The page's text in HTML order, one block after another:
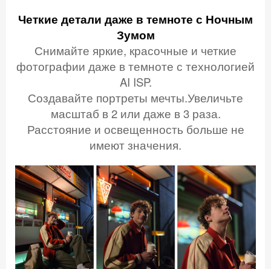
Четкие детали даже в темноте с Ночным
Зумом
Снимайте яркие, красочные и четкие
фотографии даже в темноте с технологией
AI ISP.
Создавайте портреты мечты.Увеличьте
масштаб в 2 или даже в 3 раза.
Расстояние и освещенность больше не
имеют значения.